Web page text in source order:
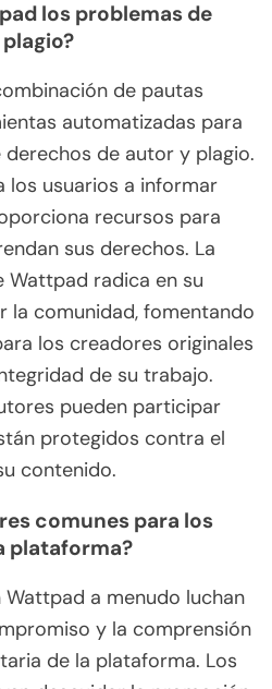
los problemas de
de pautas
automatizadas para
de autor y plagio.
los usuarios a informar
recursos para
sus derechos. La
radica en su
la comunidad, fomentando
los creadores originales
de su trabajo.
pueden participar
protegidos contra el
contenido.
comunes para los
plataforma?
a menudo luchan
y la comprensión
de la plataforma. Los